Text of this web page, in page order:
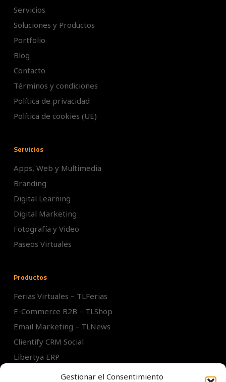
Gestionar el Consentimiento
Servicios
Soluciones y Productos
Portfolio
Blog
Contacto
Términos y condiciones
Política de privacidad
Política de cookies (UE)
Servicios
Apps, Web y Multimedia
Branding
Digital Learning
Digital Marketing
Fotografía y Video
Paseos Virtuales
Productos
Ferias Virtuales – TLFerias
E-Commerce B2B – TLShop
Email Marketing – TLNews
Clientify CRM Social
Libertya ERP
Intranets / Extranets